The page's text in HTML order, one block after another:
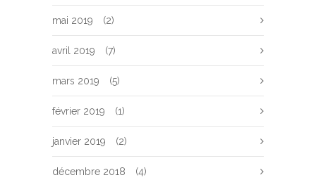
mai 2019 (2)
avril 2019 (7)
mars 2019 (5)
février 2019 (1)
janvier 2019 (2)
décembre 2018 (4)